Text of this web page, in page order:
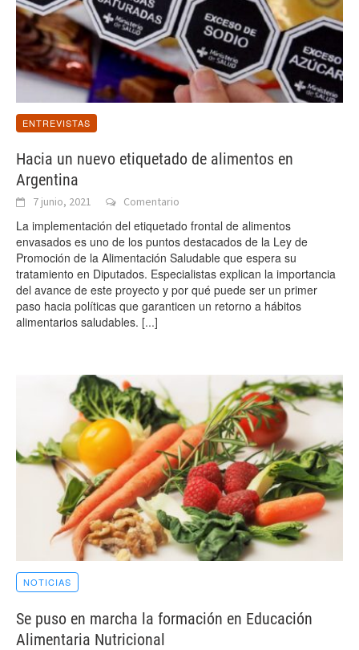
ENTREVISTAS
Hacia un nuevo etiquetado de alimentos en
Argentina
7 junio, 2021 Comentario
La implementación del etiquetado frontal de alimentos
envasados es uno de los puntos destacados de la Ley de
Promoción de la Alimentación Saludable que espera su
tratamiento en Diputados. Especialistas explican la importancia
del avance de este proyecto y por qué puede ser un primer
paso hacia políticas que garanticen un retorno a hábitos
alimentarios saludables. [...]
NOTICIAS
Se puso en marcha la formación en Educación
Alimentaria Nutricional